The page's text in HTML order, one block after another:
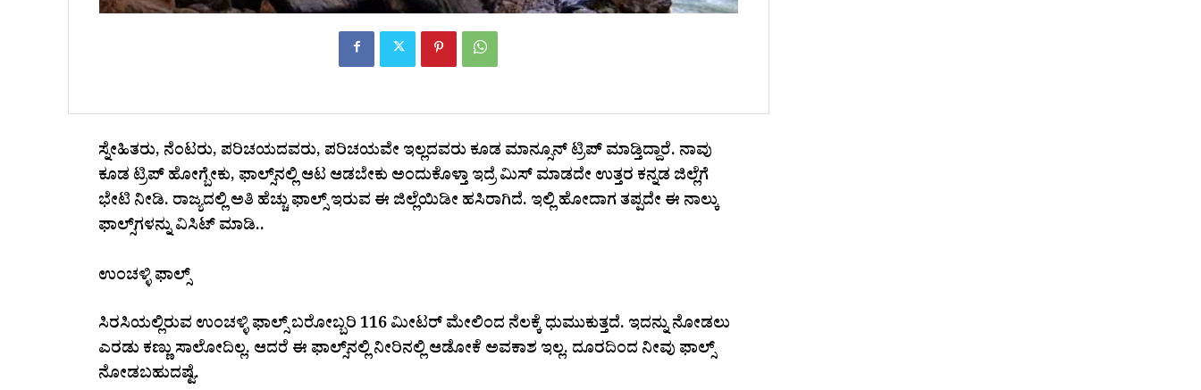
ಸ್ನೇಹಿತರು, ನೆಂಟರು, ಪರಿಚಯದವರು, ಪರಿಚಯವೇ ಇಲ್ಲದವರು ಕೂಡ ಮಾನ್ಸೂನ್‌ ಟ್ರಿಪ್‌ ಮಾಡ್ತಿದ್ದಾರೆ. ನಾವು
ಕೂಡ ಟ್ರಿಪ್‌ ಹೋಗ್ಬೇಕು, ಫಾಲ್ಸ್‌ನಲ್ಲಿ ಆಟ ಆಡಬೇಕು ಅಂದುಕೊಳ್ತಾ ಇದ್ರೆ ಮಿಸ್‌ ಮಾಡದೇ ಉತ್ತರ ಕನ್ನಡ ಜಿಲ್ಲೆಗೆ
ಭೇಟಿ ನೀಡಿ. ರಾಜ್ಯದಲ್ಲಿ ಅತಿ ಹೆಚ್ಚು ಫಾಲ್ಸ್‌ ಇರುವ ಈ ಜಿಲ್ಲೆಯಿಡೀ ಹಸಿರಾಗಿದೆ. ಇಲ್ಲಿ ಹೋದಾಗ ತಪ್ಪದೇ ಈ ನಾಲ್ಕು
ಫಾಲ್ಸ್‌ಗಳನ್ನು ವಿಸಿಟ್‌ ಮಾಡಿ..
ಉಂಚಳ್ಳಿ ಫಾಲ್ಸ್‌
ಸಿರಸಿಯಲ್ಲಿರುವ ಉಂಚಳ್ಳಿ ಫಾಲ್ಸ್‌ ಬರೋಬ್ಬರಿ 116 ಮೀಟರ್‌ ಮೇಲಿಂದ ನೆಲಕ್ಕೆ ಧುಮುಕುತ್ತದೆ. ಇದನ್ನು ನೋಡಲು
ಎರಡು ಕಣ್ಣು ಸಾಲೋದಿಲ್ಲ. ಆದರೆ ಈ ಫಾಲ್ಸ್‌ನಲ್ಲಿ ನೀರಿನಲ್ಲಿ ಆಡೋಕೆ ಅವಕಾಶ ಇಲ್ಲ. ದೂರದಿಂದ ನೀವು ಫಾಲ್ಸ್‌
ನೋಡಬಹುದಷ್ಟೆ.